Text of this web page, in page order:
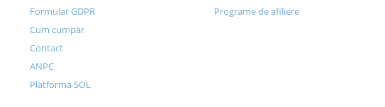
Formular GDPR
Cum cumpar
Contact
ANPC
Platforma SOL
Programe de afiliere